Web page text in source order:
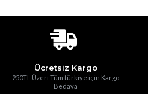
Ücretsiz Kargo
250TL Üzeri Tüm türkiye için Kargo
Bedava